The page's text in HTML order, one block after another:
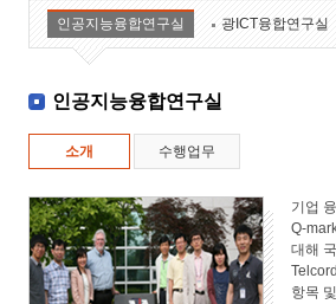
인공지능융합연구실 광ICT융합연구실
인공지능융합연구실
소개 수행업무
기업
Q-
대해
항목